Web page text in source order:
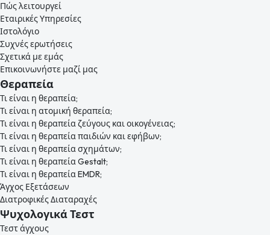
Πώς λειτουργεί
Εταιρικές Υπηρεσίες
Ιστολόγιο
Συχνές ερωτήσεις
Σχετικά με εμάς
Επικοινωνήστε μαζί μας
Θεραπεία
Τι είναι η θεραπεία;
Τι είναι η ατομική θεραπεία;
Τι είναι η θεραπεία ζεύγους και οικογένειας;
Τι είναι η θεραπεία παιδιών και εφήβων;
Τι είναι η θεραπεία σχημάτων;
Τι είναι η θεραπεία Gestalt;
Τι είναι η θεραπεία EMDR;
Άγχος Εξετάσεων
Διατροφικές Διαταραχές
Ψυχολογικά Τεστ
Τεστ άγχους